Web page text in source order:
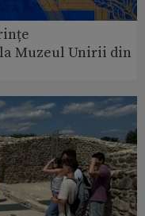
Muzeul Unirii din